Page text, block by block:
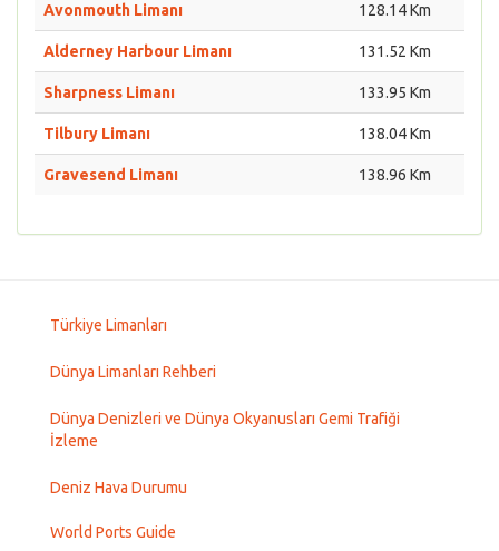
Avonmouth Limanı 128.14 Km
Alderney Harbour Limanı 131.52 Km
Sharpness Limanı 133.95 Km
Tilbury Limanı 138.04 Km
Gravesend Limanı 138.96 Km
Türkiye Limanları
Dünya Limanları Rehberi
Dünya Denizleri ve Dünya Okyanusları Gemi Trafiği
İzleme
Deniz Hava Durumu
World Ports Guide